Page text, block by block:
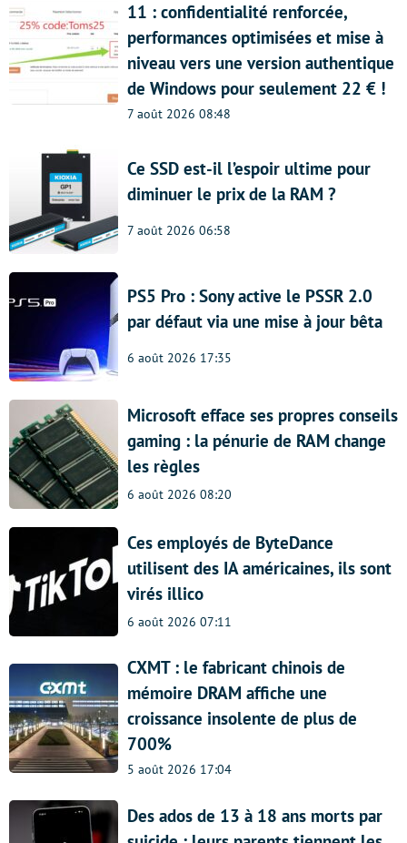
11 : confidentialité renforcée,
performances optimisées et mise à
niveau vers une version authentique
de Windows pour seulement 22 € !
7 août 2026 08:48
Ce SSD est-il l’espoir ultime pour
diminuer le prix de la RAM ?
7 août 2026 06:58
PS5 Pro : Sony active le PSSR 2.0
par défaut via une mise à jour bêta
6 août 2026 17:35
Microsoft efface ses propres conseils
gaming : la pénurie de RAM change
les règles
6 août 2026 08:20
Ces employés de ByteDance
utilisent des IA américaines, ils sont
virés illico
6 août 2026 07:11
CXMT : le fabricant chinois de
mémoire DRAM affiche une
croissance insolente de plus de
700%
5 août 2026 17:04
Des ados de 13 à 18 ans morts par